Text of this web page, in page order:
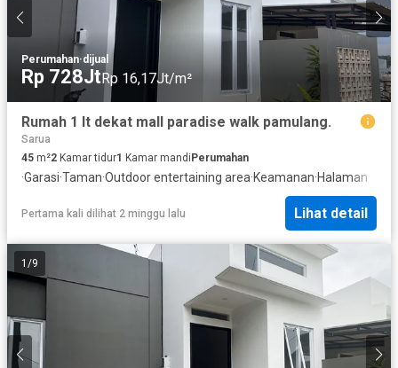
Perumahan·dijual
Rp 728JtRp 16,17Jt/m²
Rumah 1 lt dekat mall paradise walk pamulang.
Sarua
45 m²2 Kamar tidur1 Kamar mandiPerumahan
·Garasi·Taman·Outdoor entertaining area·Keamanan·Halaman
Pertama kali dilihat 2 minggu lalu Lihat detail
1 /9